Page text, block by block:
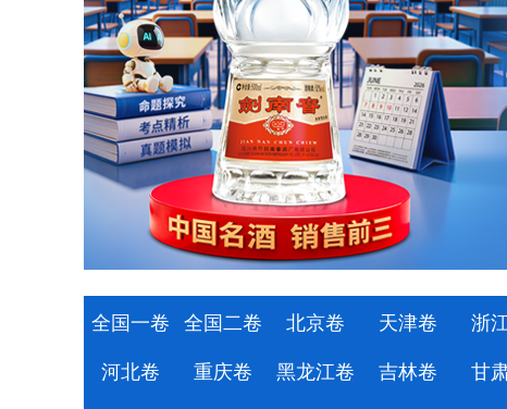
全国一卷 全国二卷 北京卷 天津卷 浙
河北卷 重庆卷 黑龙江卷 吉林卷 甘